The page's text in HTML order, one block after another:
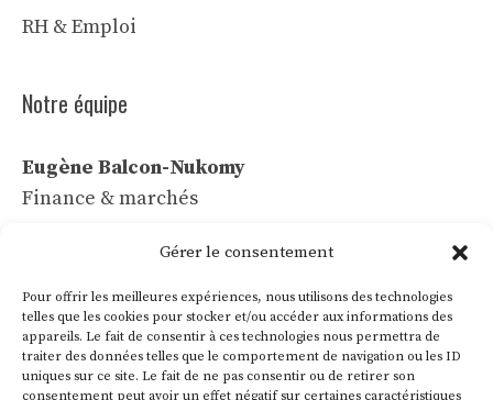
Gérer le consentement
Pour offrir les meilleures expériences, nous utilisons des technologies
telles que les cookies pour stocker et/ou accéder aux informations des
appareils. Le fait de consentir à ces technologies nous permettra de
traiter des données telles que le comportement de navigation ou les ID
uniques sur ce site. Le fait de ne pas consentir ou de retirer son
consentement peut avoir un effet négatif sur certaines caractéristiques
RH & Emploi
Notre équipe
Eugène Balcon-Nukomy
Finance & marchés
Céline Vaubert
Léa Voss
Commerce & communication
Roland Villon